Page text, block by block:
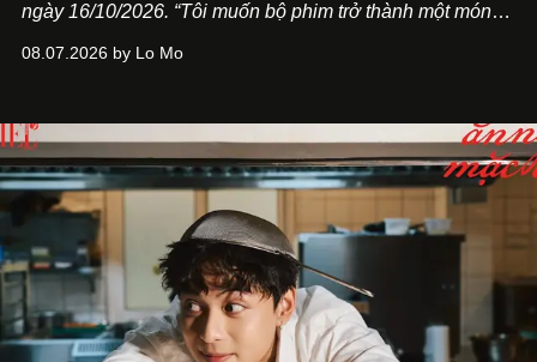
ngày 16/10/2026. “Tôi muốn bộ phim trở thành một món
Việt Nam”, NSX Will Vũ cho biết.
08.07.2026 by Lo Mo